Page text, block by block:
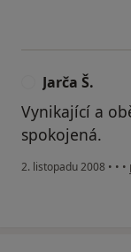
Jarča Š.
Vynikající a
spokojená.
2. listopadu 2008 • • •